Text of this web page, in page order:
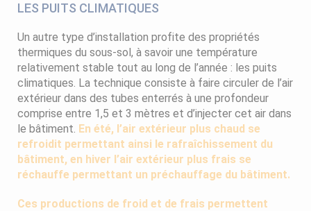
LES PUITS CLIMATIQUES
Un autre type d’installation profite des propriétés
thermiques du sous-sol, à savoir une température
relativement stable tout au long de l’année : les puits
climatiques. La technique consiste à faire circuler de l’air
extérieur dans des tubes enterrés à une profondeur
comprise entre 1,5 et 3 mètres et d’injecter cet air dans
le bâtiment. En été, l’air extérieur plus chaud se
refroidit permettant ainsi le rafraîchissement du
bâtiment, en hiver l’air extérieur plus frais se
réchauffe permettant un préchauffage du bâtiment.
Ces productions de froid et de frais permettent